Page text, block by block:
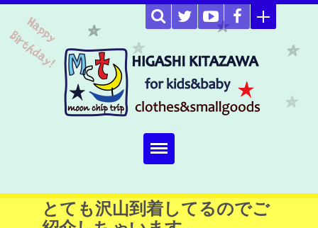
Home
とても沢山到着してるのでご